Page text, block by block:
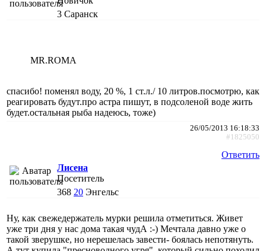
3 Саранск
MR.ROMA
спасибо! поменял воду, 20 %, 1 ст.л./ 10 литров.посмотрю, как
реагировать будут.про астра пишут, в подсоленой воде жить
будет.остальная рыба надеюсь, тоже)
26/05/2013 16:18:33
#1825050
Ответить
Лисена
Посетитель
368 20 Энгельс
Ну, как свежедержатель мурки решила отметиться. Живет
уже три дня у нас дома такая чудА :-) Мечтала давно уже о
такой зверушке, но нерешелась завести- боялась непотянуть.